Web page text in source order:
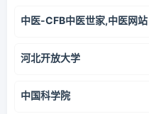
中医-CFB中医世家,中医网站
河北开放大学
中国科学院